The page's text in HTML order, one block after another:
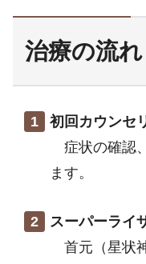
治療の流
初回カウンセ
症状の確認
ます。
スーパーライ
首元（星状